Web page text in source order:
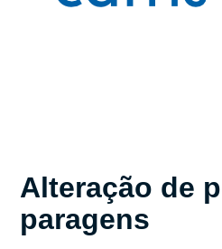
Alteração de
paragens